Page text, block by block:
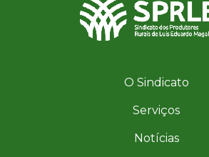
O Sindicato
Serviços
Notícias